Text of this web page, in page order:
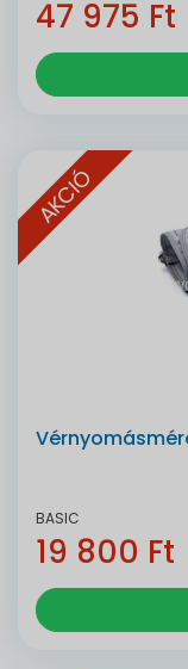
47 975 Ft
AKCIÓ
BASIC
19 800 Ft